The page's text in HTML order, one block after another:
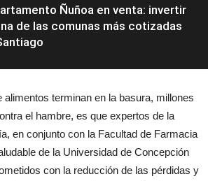
Ñuñoa en venta: invertir
de las comunas más cotizadas
alimentos terminan en la basura, millones
el hambre, es que expertos de la
en conjunto con la Facultad de Farmacia
de la Universidad de Concepción
con la reducción de las pérdidas y